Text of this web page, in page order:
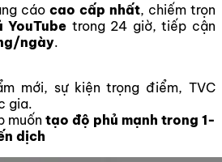
cáo cao cấp nhất, chiếm trọn
trong 24 giờ, tiếp cận
ngày.
mới, sự kiện trọng điểm, TVC
gia.
muốn tạo độ phủ mạnh trong 1-
dịch